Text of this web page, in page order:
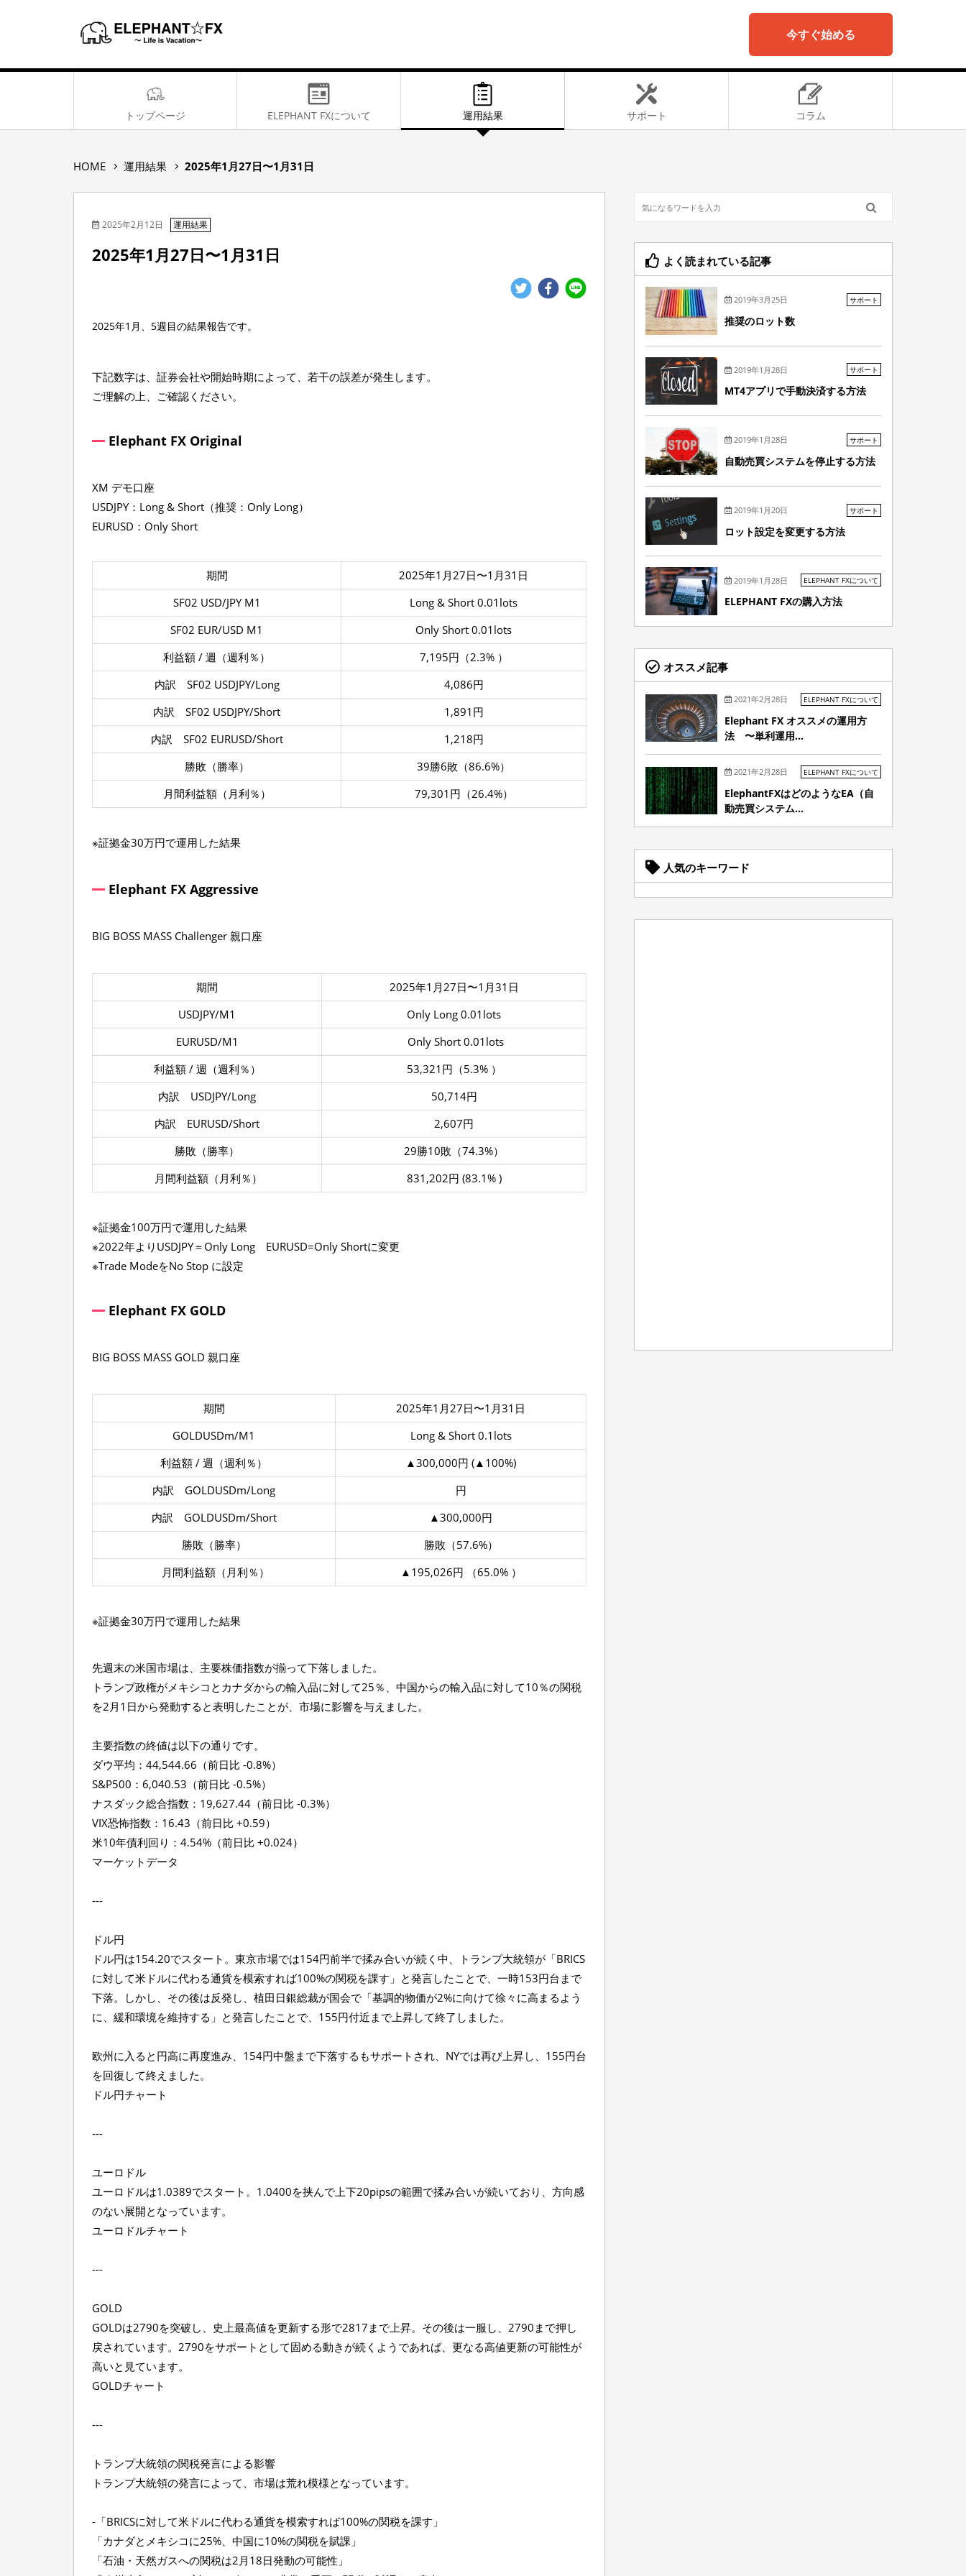
今すぐ始める
トップページ ELEPHANT FXについて 運用結果 サポート コラム
HOME2
2
年
月
1
1
日
運用結果 2025年1月27日〜1月31日
2025年2月12日 運用結果
2025年1月27日〜1月31日
2025年1月、5週目の結果報告です。
下記数字は、証券会社や開始時期によって、若干の誤差が発生します。
ご理解の上、ご確認ください。
Elephant FX Original
XM デモ口座
USDJPY：Long & Short（推奨：Only Long）
EURUSD：Only Short
期間
2025年1月27日〜1月31日
SF02 USD/JPY M1
Long & Short 0.01lots
SF02 EUR/USD M1
Only Short 0.01lots
利益額 / 週（週利％）
7,195円（2.3% ）
内訳 SF02 USDJPY/Long
4,086円
内訳 SF02 USDJPY/Short
1,891円
内訳 SF02 EURUSD/Short
1,218円
勝敗（勝率）
39勝6敗（86.6%）
月間利益額（月利％）
79,301円（26.4%）
※証拠金30万円で運用した結果
Elephant FX Aggressive
BIG BOSS MASS Challenger 親口座
期間
2025年1月27日〜1月31日
USDJPY/M1
Only Long 0.01lots
EURUSD/M1
Only Short 0.01lots
利益額 / 週（週利％）
53,321円（5.3% ）
内訳 USDJPY/Long
50,714円
内訳 EURUSD/Short
2,607円
勝敗（勝率）
29勝10敗（74.3%）
月間利益額（月利％）
831,202円 (83.1% )
※証拠金100万円で運用した結果
※2022年よりUSDJPY＝Only Long EURUSD=Only Shortに変更
※Trade ModeをNo Stop に設定
Elephant FX GOLD
BIG BOSS MASS GOLD 親口座
期間
2025年1月27日〜1月31日
GOLDUSDm/M1
Long & Short 0.1lots
利益額 / 週（週利％）
▲300,000円 (▲100%)
内訳 GOLDUSDm/Long
円
内訳 GOLDUSDm/Short
▲300,000円
勝敗（勝率）
勝敗（57.6%）
月間利益額（月利％）
▲195,026円 （65.0% ）
※証拠金30万円で運用した結果
先週末の米国市場は、主要株価指数が揃って下落しました。
トランプ政権がメキシコとカナダからの輸入品に対して25％、中国からの輸入品に対して10％の関税
を2月1日から発動すると表明したことが、市場に影響を与えました。
主要指数の終値は以下の通りです。
ダウ平均：44,544.66（前日比 -0.8%）
S&P500：6,040.53（前日比 -0.5%）
ナスダック総合指数：19,627.44（前日比 -0.3%）
VIX恐怖指数：16.43（前日比 +0.59）
米10年債利回り：4.54%（前日比 +0.024）
マーケットデータ
---
ドル円
ドル円は154.20でスタート。東京市場では154円前半で揉み合いが続く中、トランプ大統領が「BRICS
に対して米ドルに代わる通貨を模索すれば100%の関税を課す」と発言したことで、一時153円台まで
下落。しかし、その後は反発し、植田日銀総裁が国会で「基調的物価が2%に向けて徐々に高まるよう
に、緩和環境を維持する」と発言したことで、155円付近まで上昇して終了しました。
欧州に入ると円高に再度進み、154円中盤まで下落するもサポートされ、NYでは再び上昇し、155円台
を回復して終えました。
ドル円チャート
---
ユーロドル
ユーロドルは1.0389でスタート。1.0400を挟んで上下20pipsの範囲で揉み合いが続いており、方向感
のない展開となっています。
ユーロドルチャート
---
GOLD
GOLDは2790を突破し、史上最高値を更新する形で2817まで上昇。その後は一服し、2790まで押し
戻されています。2790をサポートとして固める動きが続くようであれば、更なる高値更新の可能性が
高いと見ています。
GOLDチャート
---
トランプ大統領の関税発言による影響
トランプ大統領の発言によって、市場は荒れ模様となっています。
-「BRICSに対して米ドルに代わる通貨を模索すれば100%の関税を課す」
「カナダとメキシコに25%、中国に10%の関税を賦課」
「石油・天然ガスへの関税は2月18日発動の可能性」
よく読まれている記事
2019年3月25日 サポート
推奨のロット数
2019年1月28日 サポート
MT4アプリで手動決済する方法
2019年1月28日 サポート
自動売買システムを停止する方法
2019年1月20日 サポート
ロット設定を変更する方法
2019年1月28日 ELEPHANT FXについて
ELEPHANT FXの購入方法
オススメ記事
2021年2月28日 ELEPHANT FXについて
Elephant FX オススメの運用方
法 〜単利運用...
2021年2月28日 ELEPHANT FXについて
ElephantFXはどのようなEA（自
動売買システム...
人気のキーワード